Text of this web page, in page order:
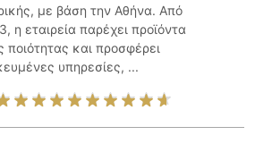
με βάση την Αθήνα. Από
η εταιρεία παρέχει προϊόντα
ποιότητας και προσφέρει
υπηρεσίες, ...